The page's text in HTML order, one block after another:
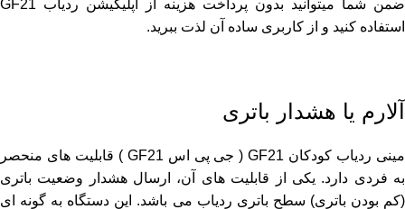
ضمن شما میتوانید بدون پرداخت هزینه از اپلیکیشن ردیاب GF21
استفاده کنید و از کاربری ساده آن لذت ببرید.
آلارم یا هشدار باتری
مینی ردیاب کودکان GF21 ( جی پی اس GF21 ) قابلیت های منحصر
به فردی دارد. یکی از قابلیت های آن، ارسال هشدار وضعیت باتری
(کم بودن باتری) سطح باتری ردیاب می باشد. این دستگاه به گونه ای